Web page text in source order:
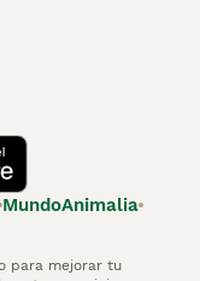
MundoAnimalia
para mejorar tu